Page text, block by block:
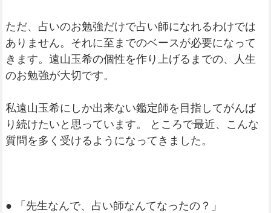
ただ、占いのお勉強だけで占い師になれるわけでは
ありません。それに至までのベースが必要になって
きます。遠山玉希の個性を作り上げるまでの、人生
のお勉強が大切です。
私遠山玉希にしか出来ない鑑定師を目指してがんば
り続けたいと思っています。 ところで最近、こんな
質問を多く受けるようになってきました。
● 「先生なんで、占い師なんてなったの？」